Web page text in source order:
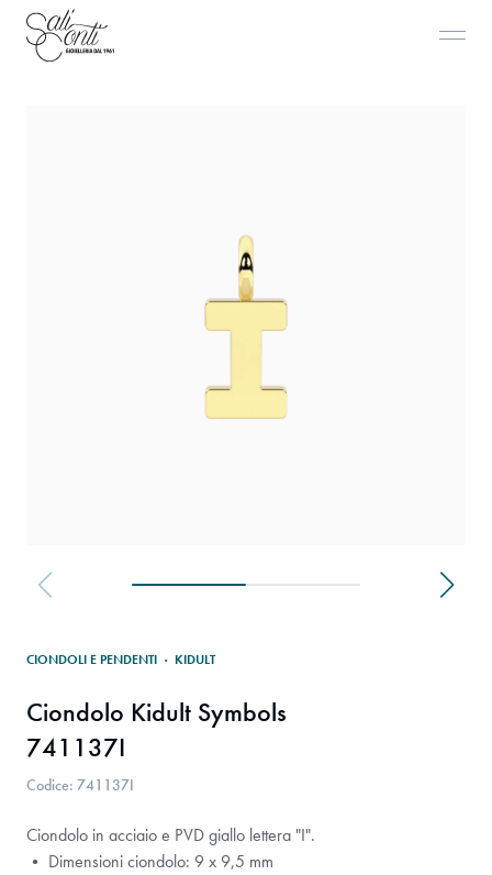
CIONDOLI E PENDENTI · KIDULT
Ciondolo Kidult Symbols
741137I
Codice: 741137I
Ciondolo in acciaio e PVD giallo lettera "I".
• Dimensioni ciondolo: 9 x 9,5 mm